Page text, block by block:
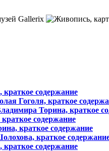
содержание
Гоголя, краткое
Торина, краткое
содержание
краткое содержание
краткое
содержание